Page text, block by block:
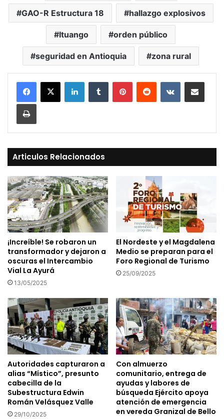
GAO-R Estructura 18 hallazgo explosivos
Ituango orden público
seguridad en Antioquia zona rural
LinkedInTumblr PinterestReddit VKontakteCompartir vía Mail
Print
Articulos Relacionados
¡Increíble! Se robaron un
transformador y dejaron a
oscuras el Intercambio
Vial La Ayurá
13/05/2025
El Nordeste y el Magdalena
Medio se preparan para el
Foro Regional de Turismo
25/09/2025
Autoridades capturaron a
alias “Místico”, presunto
cabecilla de la
Subestructura Edwin
Román Velásquez Valle
29/10/2025
Con almuerzo
comunitario, entrega de
ayudas y labores de
búsqueda Ejército apoya
atención de emergencia
en vereda Granizal de Bello